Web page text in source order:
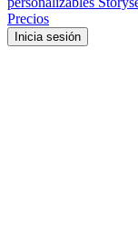
Precios
Inicia sesión